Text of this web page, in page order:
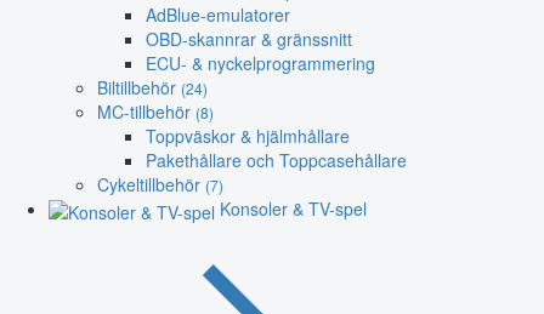
AdBlue-emulatorer
OBD-skannrar & gränssnitt
ECU- & nyckelprogrammering
Biltillbehör (24)
MC-tillbehör (8)
Toppväskor & hjälmhållare
Pakethållare och Toppcasehållare
Cykeltillbehör (7)
Konsoler & TV-spel